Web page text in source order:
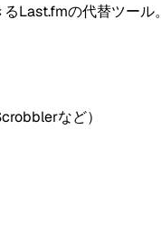
Last.fmの代替ツール。
など）